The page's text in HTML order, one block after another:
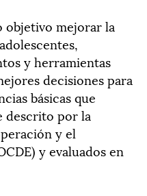
objetivo mejorar la
y herramientas
decisiones para
básicas que
descrito por la
y el
y evaluados en